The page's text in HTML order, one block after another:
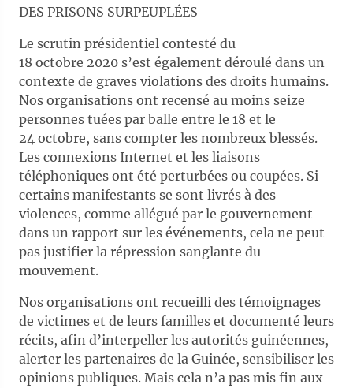
DES PRISONS SURPEUPLÉES
Le scrutin présidentiel contesté du
18 octobre 2020 s’est également déroulé dans un
contexte de graves violations des droits humains.
Nos organisations ont recensé au moins seize
personnes tuées par balle entre le 18 et le
24 octobre, sans compter les nombreux blessés.
Les connexions Internet et les liaisons
téléphoniques ont été perturbées ou coupées. Si
certains manifestants se sont livrés à des
violences, comme allégué par le gouvernement
dans un rapport sur les événements, cela ne peut
pas justifier la répression sanglante du
mouvement.
Nos organisations ont recueilli des témoignages
de victimes et de leurs familles et documenté leurs
récits, afin d’interpeller les autorités guinéennes,
alerter les partenaires de la Guinée, sensibiliser les
opinions publiques. Mais cela n’a pas mis fin aux